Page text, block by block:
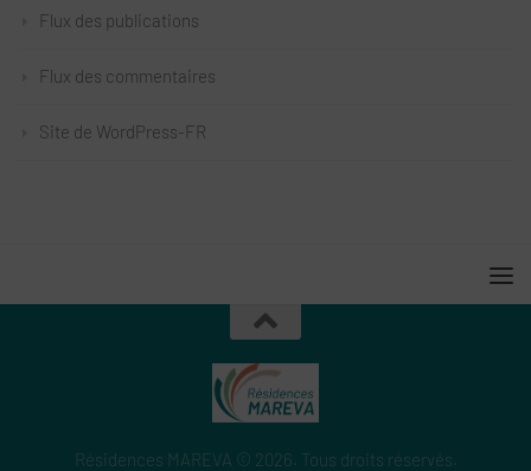
Flux des publications
Flux des commentaires
Site de WordPress-FR
Résidences MAREVA © 2026. Tous droits réservés.